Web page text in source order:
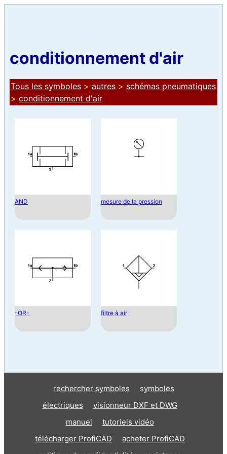
conditionnement d'air
Tous les symboles > autres > schémas pneumatiques
> conditionnement d'air
AND mesure de la pression
-OR- filtre à air
rechercher symboles
symboles
électriques
visionneur DXF et DWG
manuel
tutoriels vidéo
télécharger ProfiCAD
acheter ProfiCAD